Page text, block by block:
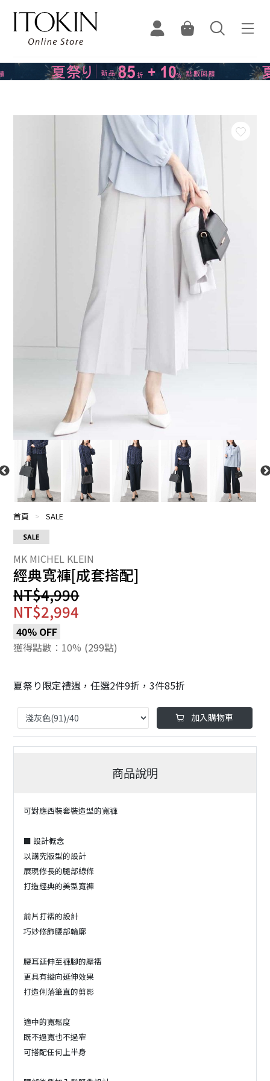
首頁 > SALE
經典寬褲[成套搭配]
NT$4,990
NT$2,994
40% OFF
獲得點數：10% (299點)
夏祭り限定禮遇，任選2件9折，3件85折
加入購物車
商品說明
可對應西裝套裝造型的寬褲
■ 設計概念
以講究版型的設計
展現修長的腿部線條
打造經典的美型寬褲
前片打褶的設計
巧妙修飾腰部輪廓
腰耳延伸至褲腳的壓褶
更具有縱向延伸效果
打造俐落筆直的剪影
適中的寬鬆度
既不過寬也不過窄
可搭配任何上半身